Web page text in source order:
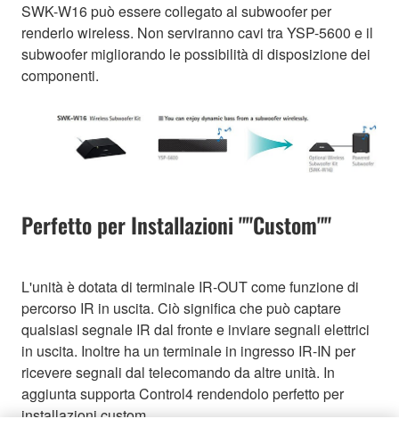
SWK-W16 può essere collegato al subwoofer per
renderlo wireless. Non serviranno cavi tra YSP-5600 e il
subwoofer migliorando le possibilità di disposizione dei
componenti.
Perfetto per Installazioni ""Custom""
L'unità è dotata di terminale IR-OUT come funzione di
percorso IR in uscita. Ciò significa che può captare
qualsiasi segnale IR dal fronte e inviare segnali elettrici
in uscita. Inoltre ha un terminale in ingresso IR-IN per
ricevere segnali dal telecomando da altre unità. In
aggiunta supporta Control4 rendendolo perfetto per
installazioni custom.